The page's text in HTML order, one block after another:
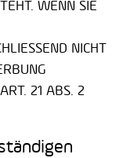
WENN SIE
NICHT
21 ABS. 2